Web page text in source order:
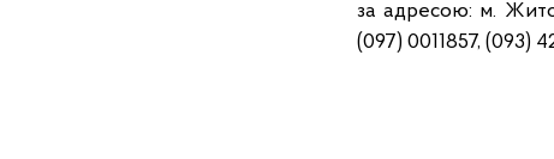
за адресою: м.
(097) 0011857, (093)